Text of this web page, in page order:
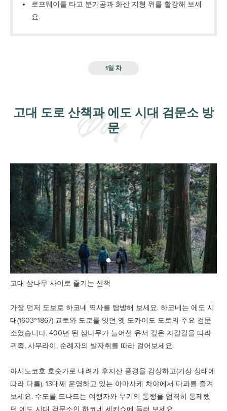
로프웨이를 타고 분기공과 화산 지형 위를 활강해 보세
요.
1일 차
고대 도로 산책과 에도 시대 검문소 방
문
고대 삼나무 사이로 즐기는 산책
가장 먼저 도보로 하코네 역사를 탐방해 보세요. 하코네는 에도 시
대(1603~1867) 교토와 도쿄를 잇던 옛 도카이도 도로의 주요 검문
소였습니다. 400년 된 삼나무가 늘어선 유서 깊은 자갈길을 따라
귀족, 사무라이, 순례자의 발자취를 따라 걸어보세요.
아시노코호 호숫가로 내려가 후지산 풍경을 감상하고(기상 상태에
따라 다름), 13대째 운영하고 있는 아마사케 차야에서 다과를 즐겨
보세요. 수도를 드나드는 여행자와 무기의 통행을 엄격히 통제했
던 에도 시대 검문소인 하코네 세키쇼에 들러 보세요.